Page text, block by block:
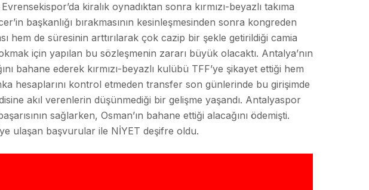
kiralık oynadıktan sonra kırmızı-beyazlı takıma
başkanlığı bırakmasının kesinleşmesinden sonra kongreden
hem de süresinin arttırılarak çok cazip bir şekle getirildiği camia
için yapılan bu sözleşmenin zararı büyük olacaktı. Antalya’nın
bahane ederek kırmızı-beyazlı kulübü TFF’ye şikayet ettiği hem
hesaplarını kontrol etmeden transfer son günlerinde bu girişimde
akıl verenlerin düşünmediği bir gelişme yaşandı. Antalyaspor
sağlarken, Osman’ın bahane ettiği alacağını ödemişti.
ulaşan başvurular ile NİYET deşifre oldu.